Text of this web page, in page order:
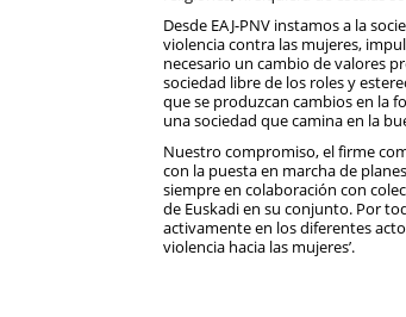
Desde EAJ-PNV instamos a la
violencia contra las mujeres,
necesario un cambio de valores
sociedad libre de los roles y
que se produzcan cambios en la
una sociedad que camina en la
Nuestro compromiso, el firme
con la puesta en marcha de
siempre en colaboración con
de Euskadi en su conjunto. Por
activamente en los diferentes
violencia hacia las mujeres’.